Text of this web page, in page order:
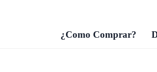
¿Como Comprar?